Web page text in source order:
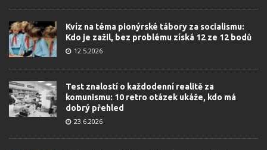
Kvíz na téma pionýrské tábory za socialismu:
Kdo je zažil, bez problému získá 12 ze 12 bodů
12.5.2026
Test znalostí o každodenní realitě za
komunismu: 10 retro otázek ukáže, kdo má
dobrý přehled
23.6.2026